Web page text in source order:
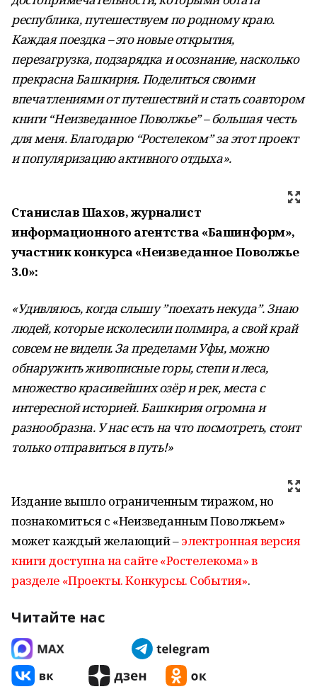
республика, путешествуем по родному краю.
Каждая поездка – это новые открытия,
перезагрузка, подзарядка и осознание, насколько
прекрасна Башкирия. Поделиться своими
впечатлениями от путешествий и стать соавтором
книги “Неизведанное Поволжье” – большая честь
для меня. Благодарю “Ростелеком” за этот проект
и популяризацию активного отдыха».
Станислав Шахов, журналист
информационного агентства «Башинформ»,
участник конкурса «Неизведанное Поволжье
3.0»:
«Удивляюсь, когда слышу ”поехать некуда”. Знаю
людей, которые исколесили полмира, а свой край
совсем не видели. За пределами Уфы, можно
обнаружить живописные горы, степи и леса,
множество красивейших озёр и рек, места с
интересной историей. Башкирия огромна и
разнообразна. У нас есть на что посмотреть, стоит
только отправиться в путь!»
Издание вышло ограниченным тиражом, но
познакомиться с «Неизведанным Поволжьем»
может каждый желающий –электронная версия
книги доступна на сайте «Ростелекома» в
разделе «Проекты. Конкурсы. События».
Читайте нас